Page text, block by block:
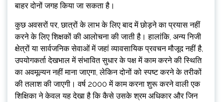
बाहर दोनों जगह किया जा सकता है।
कुछ अवसरों पर, छात्रों के लाभ के लिए बाद में छोड़ने का प्रयास नहीं
करने के लिए शिक्षकों की आलोचना की जाती है। हालांकि, अन्य निजी
क्षेत्रों या सार्वजनिक सेवाओं में जहां व्यावसायिक प्रवचन मौजूद नहीं है,
उपयोगकर्ता देखभाल में संभावित सुधार के पक्ष में काम करने की स्थिति
का अवमूल्यन नहीं माना जाएगा, लेकिन दोनों को स्पष्ट करने के तरीकों
की तलाश की जाएगी। वर्ष 2000 में काम करना शुरू करने वाली एक
शिक्षिका ने केवल यह देखा है कि कैसे उसके श्रम अधिकार और जिन